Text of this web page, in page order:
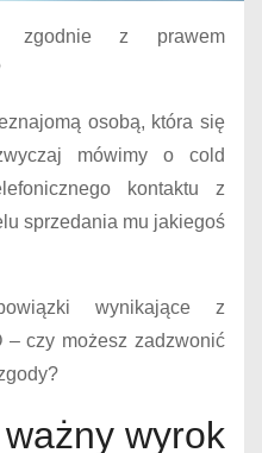
zgodnie z prawem
osobą, która się
mówimy o cold
kontaktu z
sprzedania mu jakiegoś
wynikające z
– czy możesz zadzwonić
wyrok